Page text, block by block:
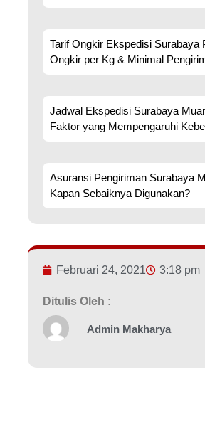
Tarif Ongkir Ekspedisi Surabaya
Ongkir per Kg & Minimal
Jadwal Ekspedisi Surabaya
Faktor yang Mempengaruhi
Asuransi Pengiriman Surabaya
Kapan Sebaiknya Digunakan?
Februari 24, 2021 3:18 pm
Ditulis Oleh :
Admin Makharya